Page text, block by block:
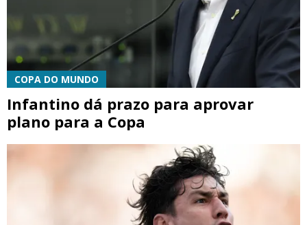
COPA DO MUNDO
Infantino dá prazo para aprovar
plano para a Copa